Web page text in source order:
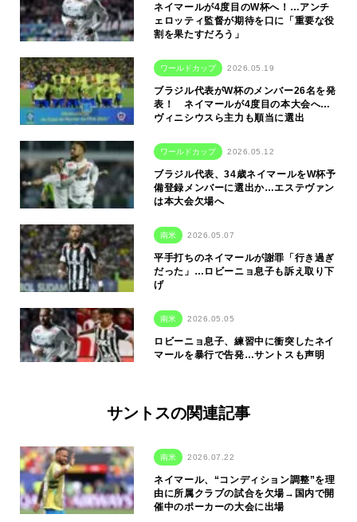
ネイマールが4度目のW杯へ！…アンチ
ェロッティ監督が期待を口に「重要な役
割を果たすだろう」
ワールドカップ 2026.05.19
ブラジル代表がW杯のメンバー26名を発
表！ ネイマールが4度目の本大会へ…
ヴィニシウスら主力も順当に選出
ワールドカップ 2026.05.12
ブラジル代表、34歳ネイマールをW杯予
備登録メンバーに選出か…エステヴァン
は本大会欠場へ
南米 2026.05.07
平手打ちのネイマールが謝罪「行き過ぎ
だった」…ロビーニョ息子も訴え取り下
げ
南米 2026.05.05
ロビーニョ息子、練習中に衝突したネイ
マールを暴行で告発…サントスも声明
サントスの関連記事
南米 2026.07.22
ネイマール、“コンディション調整”を理
由に所属クラブの試合を欠場→国内で開
催中のポーカーの大会に出場